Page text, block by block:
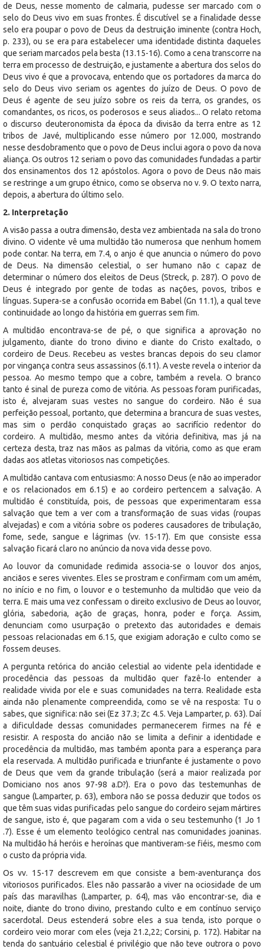
de Deus, nesse momento de calmaria, pudesse ser marcado com o
selo do Deus vivo em suas frontes. É discutível se a finalidade desse
selo era poupar o povo de Deus da destruição iminente (contra Hoch,
p. 233), ou se era para estabelecer uma identidade distinta daqueles
que seriam marcados pela besta (13.15-16). Como a cena transcorre na
terra em processo de destruição, e justamente a abertura dos selos do
Deus vivo é que a provocava, entendo que os portadores da marca do
selo do Deus vivo seriam os agentes do juízo de Deus. O povo de
Deus é agente de seu juízo sobre os reis da terra, os grandes, os
comandantes, os ricos, os poderosos e seus aliados... O relato retoma
o discurso deuteronomista da época da divisão da terra entre as 12
tribos de Javé, multiplicando esse número por 12.000, mostrando
nesse desdobramento que o povo de Deus inclui agora o povo da nova
aliança. Os outros 12 seriam o povo das comunidades fundadas a partir
dos ensinamentos dos 12 apóstolos. Agora o povo de Deus não mais
se restringe a um grupo étnico, como se observa no v. 9. O texto narra,
depois, a abertura do último selo.
2. Interpretação
A visão passa a outra dimensão, desta vez ambientada na sala do trono
divino. O vidente vê uma multidão tão numerosa que nenhum homem
pode contar. Na terra, em 7.4, o anjo é que anuncia o número do povo
de Deus. Na dimensão celestial, o ser humano não c capaz de
determinar o número dos eleitos de Deus (Streck, p. 287). O povo de
Deus é integrado por gente de todas as nações, povos, tribos e
línguas. Supera-se a confusão ocorrida em Babel (Gn 11.1), a qual teve
continuidade ao longo da história em guerras sem fim.
A multidão encontrava-se de pé, o que significa a aprovação no
julgamento, diante do trono divino e diante do Cristo exaltado, o
cordeiro de Deus. Recebeu as vestes brancas depois do seu clamor
por vingança contra seus assassinos (6.11). A veste revela o interior da
pessoa. Ao mesmo tempo que a cobre, também a revela. O branco
tanto é sinal de pureza como de vitória. As pessoas foram purificadas,
isto é, alvejaram suas vestes no sangue do cordeiro. Não é sua
perfeição pessoal, portanto, que determina a brancura de suas vestes,
mas sim o perdão conquistado graças ao sacrifício redentor do
cordeiro. A multidão, mesmo antes da vitória definitiva, mas já na
certeza desta, traz nas mãos as palmas da vitória, como as que eram
dadas aos atletas vitoriosos nas competições.
A multidão cantava com entusiasmo: A nosso Deus (e não ao imperador
e os relacionados em 6.15) e ao cordeiro pertencem a salvação. A
multidão é constituída, pois, de pessoas que experimentaram essa
salvação que tem a ver com a transformação de suas vidas (roupas
alvejadas) e com a vitória sobre os poderes causadores de tribulação,
fome, sede, sangue e lágrimas (vv. 15-17). Em que consiste essa
salvação ficará claro no anúncio da nova vida desse povo.
Ao louvor da comunidade redimida associa-se o louvor dos anjos,
anciãos e seres viventes. Eles se prostram e confirmam com um amém,
no início e no fim, o louvor e o testemunho da multidão que veio da
terra. E mais uma vez confessam o direito exclusivo de Deus ao louvor,
glória, sabedoria, ação de graças, honra, poder e força. Assim,
denunciam como usurpação o pretexto das autoridades e demais
pessoas relacionadas em 6.15, que exigiam adoração e culto como se
fossem deuses.
A pergunta retórica do ancião celestial ao vidente pela identidade e
procedência das pessoas da multidão quer fazê-lo entender a
realidade vivida por ele e suas comunidades na terra. Realidade esta
ainda não plenamente compreendida, como se vê na resposta: Tu o
sabes, que significa: não sei (Ez 37.3; Zc 4.5. Veja Lamparter, p. 63). Daí
a dificuldade dessas comunidades permanecerem firmes na fé e
resistir. A resposta do ancião não se limita a definir a identidade e
procedência da multidão, mas também aponta para a esperança para
ela reservada. A multidão purificada e triunfante é justamente o povo
de Deus que vem da grande tribulação (será a maior realizada por
Domiciano nos anos 97-98 a.D?). Era o povo das testemunhas de
sangue (Lamparter, p. 63), embora não se possa deduzir que todos os
que têm suas vidas purificadas pelo sangue do cordeiro sejam mártires
de sangue, isto é, que pagaram com a vida o seu testemunho (1 Jo 1
.7). Esse é um elemento teológico central nas comunidades joaninas.
Na multidão há heróis e heroínas que mantiveram-se fiéis, mesmo com
o custo da própria vida.
Os vv. 15-17 descrevem em que consiste a bem-aventurança dos
vitoriosos purificados. Eles não passarão a viver na ociosidade de um
país das maravilhas (Lamparter, p. 64), mas vão encontrar-se, dia e
noite, diante do trono divino, prestando culto e em contínuo serviço
sacerdotal. Deus estenderá sobre eles a sua tenda, isto porque o
cordeiro veio morar com eles (veja 21.2,22; Corsini, p. 172). Habitar na
tenda do santuário celestial é privilégio que não teve outrora o povo